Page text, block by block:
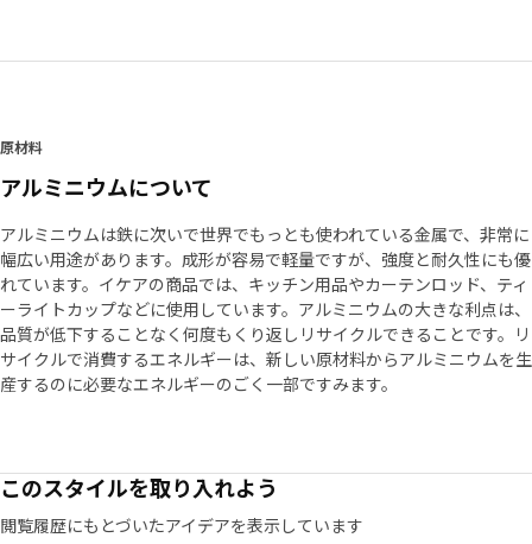
原材料
アルミニウムについて
アルミニウムは鉄に次いで世界でもっとも使われている金属で、非常に
幅広い用途があります。成形が容易で軽量ですが、強度と耐久性にも優
れています。イケアの商品では、キッチン用品やカーテンロッド、ティ
ーライトカップなどに使用しています。アルミニウムの大きな利点は、
品質が低下することなく何度もくり返しリサイクルできることです。リ
サイクルで消費するエネルギーは、新しい原材料からアルミニウムを生
産するのに必要なエネルギーのごく一部ですみます。
このスタイルを取り入れよう
閲覧履歴にもとづいたアイデアを表示しています